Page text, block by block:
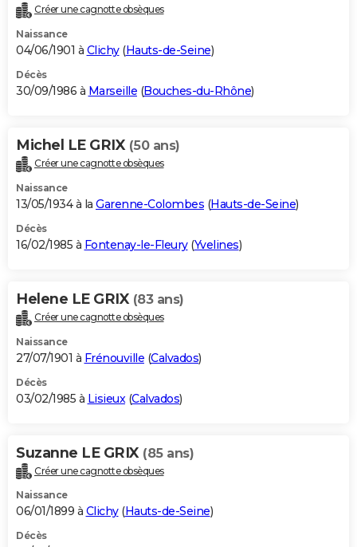
Créer une cagnotte obsèques
Naissance
04/06/1901 à Clichy(Hauts-de-Seine)
Décès
30/09/1986 à Marseille (Bouches-du-Rhône)
Michel LE GRIX (50 ans)
Créer une cagnotte obsèques
Naissance
13/05/1934 à la Garenne-Colombes (Hauts-de-Seine)
Décès
16/02/1985 à Fontenay-le-Fleury(Yvelines)
Helene LE GRIX (83 ans)
Créer une cagnotte obsèques
Naissance
27/07/1901 à Frénouville (Calvados)
Décès
03/02/1985 à Lisieux (Calvados)
Suzanne LE GRIX (85 ans)
Créer une cagnotte obsèques
Naissance
06/01/1899 à Clichy(Hauts-de-Seine)
Décès